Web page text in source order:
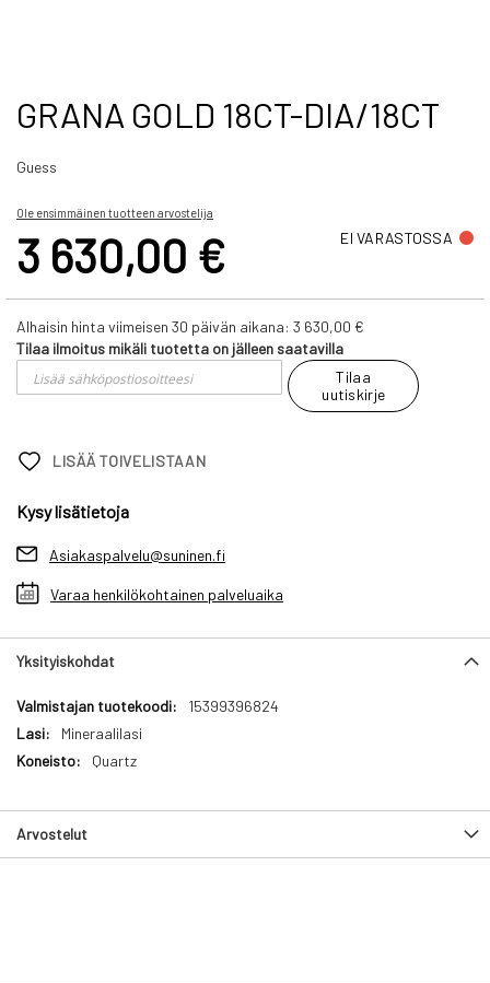
Skip
to
beginning
the
gallery
GRANA GOLD 18CT-DIA/18CT
Guess
Ole ensimmäinen tuotteen arvostelija
3 630,00 € EI VARASTOSSA
Alhaisin hinta viimeisen 30 päivän aikana: 3 630,00 €
Tilaa ilmoitus mikäli tuotetta on jälleen saatavilla
Tilaa
uutiskirje
LISÄÄ TOIVELISTAAN
Kysy lisätietoja
Asiakaspalvelu@suninen.fi
Varaa henkilökohtainen palveluaika
Yksityiskohdat
Yksityiskohdat
15399396824
Mineraalilasi
Quartz
Arvostelut